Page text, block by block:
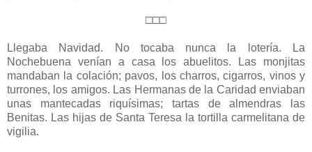
□□□
Llegaba Navidad. No tocaba nunca la lotería. La
Nochebuena venían a casa los abuelitos. Las monjitas
mandaban la colación; pavos, los charros, cigarros, vinos y
turrones, los amigos. Las Hermanas de la Caridad enviaban
unas mantecadas riquísimas; tartas de almendras las
Benitas. Las hijas de Santa Teresa la tortilla carmelitana de
vigilia.